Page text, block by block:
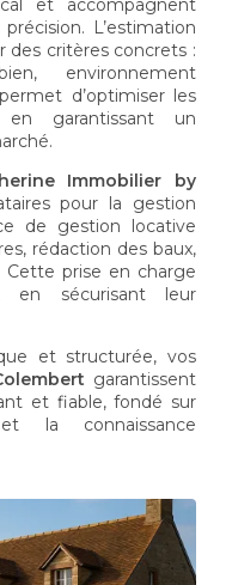
et accompagnent
L’estimation
des critères concrets :
environnement
d’optimiser les
garantissant un
Immobilier by
pour la gestion
de gestion locative
rédaction des baux,
prise en charge
en sécurisant leur
et structurée, vos
garantissent
et fiable, fondé sur
la connaissance